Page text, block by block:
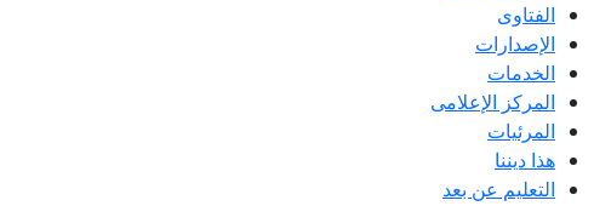
الفتاوى
الإصدارات
الخدمات
المركز الإعلامى
المرئيات
هذا ديننا
التعليم عن بعد